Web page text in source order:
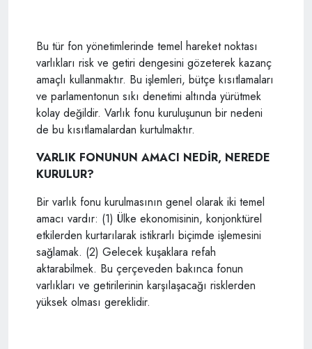
Bu tür fon yönetimlerinde temel hareket noktası
varlıkları risk ve getiri dengesini gözeterek kazanç
amaçlı kullanmaktır. Bu işlemleri, bütçe kısıtlamaları
ve parlamentonun sıkı denetimi altında yürütmek
kolay değildir. Varlık fonu kuruluşunun bir nedeni
de bu kısıtlamalardan kurtulmaktır.
VARLIK FONUNUN AMACI NEDİR, NEREDE
KURULUR?
Bir varlık fonu kurulmasının genel olarak iki temel
amacı vardır: (1) Ülke ekonomisinin, konjonktürel
etkilerden kurtarılarak istikrarlı biçimde işlemesini
sağlamak. (2) Gelecek kuşaklara refah
aktarabilmek. Bu çerçeveden bakınca fonun
varlıkları ve getirilerinin karşılaşacağı risklerden
yüksek olması gereklidir.